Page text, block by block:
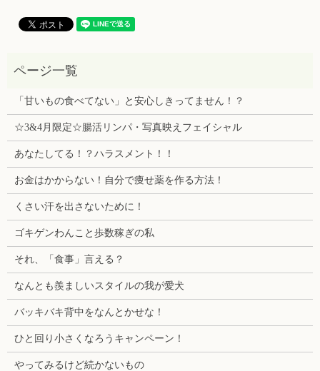
「甘いもの食べてない」と安心しきってません！？
☆3&4月限定☆腸活リンパ・写真映えフェイシャル
あなたしてる！？ハラスメント！！
お金はかからない！自分で痩せ薬を作る方法！
くさい汗を出さないために！
ゴキゲンわんこと歩数稼ぎの私
それ、「食事」言える？
なんとも羨ましいスタイルの我が愛犬
バッキバキ背中をなんとかせな！
ひと回り小さくなろうキャンペーン！
やってみるけど続かないもの